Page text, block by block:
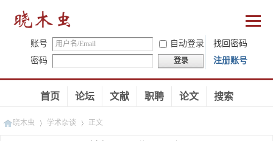
账号 自动登录
找回密码
密码
登录 注册账号
首页 论坛 文献 职聘 论文 搜索
晓木虫 学术杂谈 正文